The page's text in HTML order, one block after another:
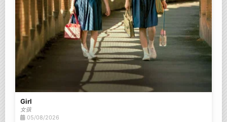
Girl
女孩
05/08/2026